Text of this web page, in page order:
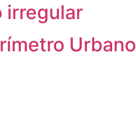
irregular
Urbano